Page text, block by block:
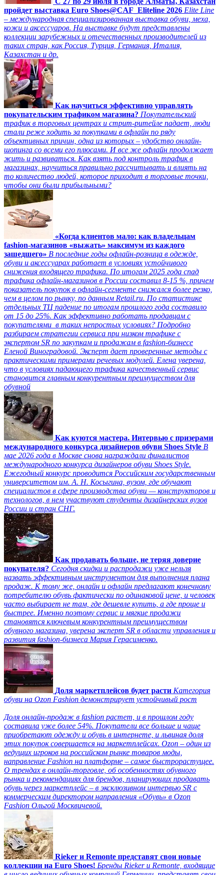
пройдет выставка Euro Shoes@CAF_Eliteline 2026 Elite Line
– международная специализированная выставка обуви, меха,
кожи и аксессуаров. На выставке будут представлены
коллекции зарубежных и отечественных производителей из
таких стран, как Россия, Турция, Германия, Италия,
Казахстан и др.
Как научиться эффективно управлять
покупательским трафиком магазина? Покупательский
трафик в торговых центрах и стрит-ритейле падает, люди
стали реже ходить за покупками в офлайн по ряду
объективных причин, одна из которых – удобство онлайн-
шопинга со всеми его плюсами. И все же офлайн продолжает
жить и развиваться. Как взять под контроль трафик в
магазинах, научиться правильно рассчитывать и влиять на
то количество людей, которое приходит в торговые точки,
чтобы они были прибыльными?
«Когда клиентов мало: как владельцам
fashion-магазинов «выжать» максимум из каждого
зашедшего» В последние годы офлайн-розница в одежде,
обуви и аксессуарах работает в условиях устойчивого
снижения входящего трафика. По итогам 2025 года спад
трафика офлайн-магазинов в России составил 8-15 %, причем
показатель покупок в офлайн-сегменте снижался более резко,
чем в целом по рынку, по данным Retail.ru. По статистике
отдельных ТЦ падение по итогам прошлого года составило
от 15 до 25%. Как эффективно работать продавцам с
покупателями в таких непростых условиях? Подробно
разбираем стратегии сервиса при низком трафике с
экспертом SR по закупкам и продажам в fashion-бизнесе
Еленой Виноградовой. Эксперт дает проверенные методы с
практическими примерами речевых модулей. Елена уверена,
что в условиях падающего трафика качественный сервис
становится главным конкурентным преимуществом для
обувной
Как куются мастера. Интервью с призерами
международного конкурса дизайнеров обуви Shoes Style В
мае 2026 года в Москве снова награждали финалистов
международного конкурса дизайнеров обуви Shoes Style.
Ежегодный конкурс проводится Российским государственным
университетом им. А. Н. Косыгина, вузом, где обучают
специалистов в сфере производства обуви — конструкторов и
технологов, в нем участвуют студенты дизайнерских вузов
России и стран СНГ.
Как продавать больше, не теряя доверие
покупателя? Сегодня скидки и распродажи уже нельзя
назвать эффективным инструментом для выполнения плана
продаж. К тому же, онлайн и офлайн предлагают конечному
потребителю обувь фактически по одинаковой цене, и человек
часто выбирает не там, где дешевле купить, а где проще и
быстрее. Именно поэтому сервис и мягкие продажи
становятся ключевым конкурентным преимуществом
обувного магазина, уверена эксперт SR в области управления и
развития fashion-бизнеса Мария Герасименко.
Доля маркетплейсов будет расти Категория
обуви на Ozon Fashion демонстрирует устойчивый рост
Доля онлайн-продаж в fashion растет, и в прошлом году
составила уже более 54%. Покупатели все больше и чаще
приобретают одежду и обувь в интернете, и львиная доля
этих покупок совершается на маркетплейсах. Ozon – один из
ведущих игроков на российском рынке товаров моды,
направление Fashion на платформе – самое быстрорастущее.
О трендах в онлайн-торговле, об особенностях обувного
рынка и рекомендациях для брендов, планирующих продавать
обувь через маркетплейс – в эксклюзивном интервью SR с
коммерческим директором направления «Обувь» в Ozon
Fashion Ольгой Москвичевой.
Rieker и Remonte представят свои новые
коллекции на Euro Shoes! Бренды Rieker и Remonte, входящие